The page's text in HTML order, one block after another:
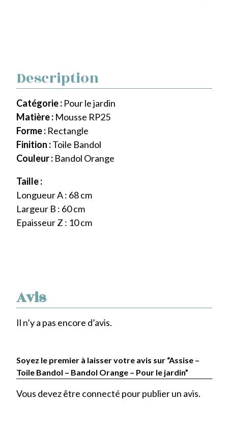
Avis
Il n’y a pas encore d’avis.
Soyez le premier à laisser votre avis sur “Assise –
Toile Bandol – Bandol Orange – Pour le jardin”
Vous devez être connecté pour publier un avis.
Description
Catégorie : Pour le jardin
Matière : Mousse RP25
Forme : Rectangle
Finition :Toile Bandol
Couleur : Bandol Orange
Taille :
Longueur A : 68 cm
Largeur B : 60 cm
Epaisseur Z : 10 cm